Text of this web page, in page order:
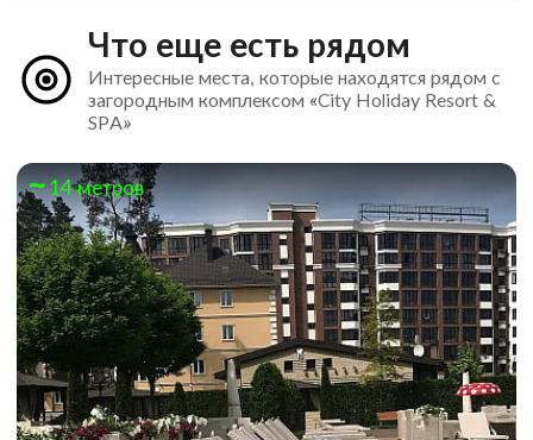
Что еще есть рядом
Интересные места, которые находятся рядом с
загородным комплексом «City Holiday Resort &
SPA»
14 метров